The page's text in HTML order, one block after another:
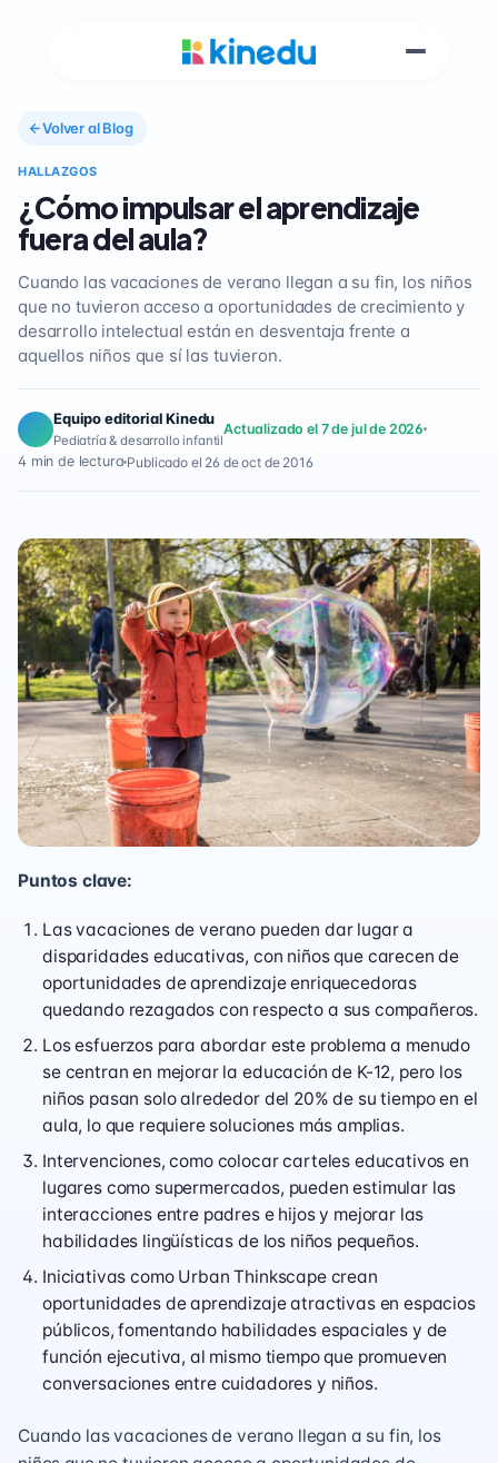
Volver al Blog
HALLAZGOS
¿Cómo impulsar el aprendizaje
fuera del aula?
Cuando las vacaciones de verano llegan a su fin, los niños
que no tuvieron acceso a oportunidades de crecimiento y
desarrollo intelectual están en desventaja frente a
aquellos niños que sí las tuvieron.
Equipo editorial Kinedu
Pediatría & desarrollo infantil
Actualizado el 7 de jul de 2026
4 min de lectura Publicado el 26 de oct de 2016
Puntos clave:
Las vacaciones de verano pueden dar lugar a
disparidades educativas, con niños que carecen de
oportunidades de aprendizaje enriquecedoras
quedando rezagados con respecto a sus compañeros.
Los esfuerzos para abordar este problema a menudo
se centran en mejorar la educación de K-12, pero los
niños pasan solo alrededor del 20% de su tiempo en el
aula, lo que requiere soluciones más amplias.
Intervenciones, como colocar carteles educativos en
lugares como supermercados, pueden estimular las
interacciones entre padres e hijos y mejorar las
habilidades lingüísticas de los niños pequeños.
Iniciativas como Urban Thinkscape crean
oportunidades de aprendizaje atractivas en espacios
públicos, fomentando habilidades espaciales y de
función ejecutiva, al mismo tiempo que promueven
conversaciones entre cuidadores y niños.
Cuando las vacaciones de verano llegan a su fin, los